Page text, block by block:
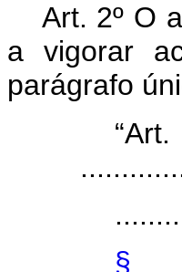
Art. 2º O
a vigorar
parágrafo